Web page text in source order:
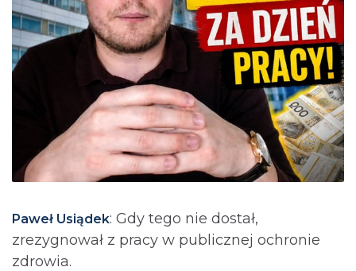
Paweł Usiądek: Gdy tego nie dostał,
zrezygnował z pracy w publicznej ochronie
zdrowia.